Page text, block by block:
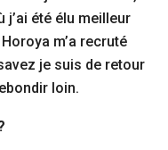
j’ai été élu meilleur
m’a recruté
je suis de retour
loin.